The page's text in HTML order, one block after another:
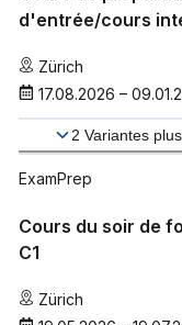
d'entrée/cours
Zürich
17.08.2026 –
2 Variantes plus
ExamPrep
Cours du soir de
C1
Zürich